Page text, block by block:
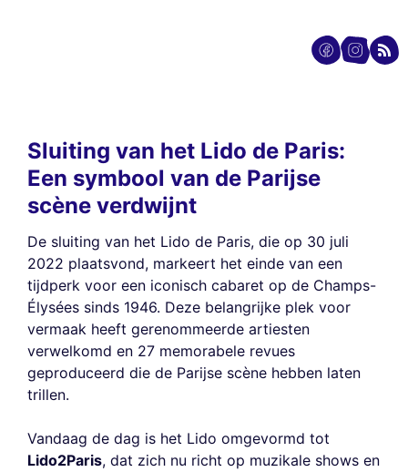
Sluiting van het Lido de Paris:
Een symbool van de Parijse
scène verdwijnt
De sluiting van het Lido de Paris, die op 30 juli
2022 plaatsvond, markeert het einde van een
tijdperk voor een iconisch cabaret op de Champs-
Élysées sinds 1946. Deze belangrijke plek voor
vermaak heeft gerenommeerde artiesten
verwelkomd en 27 memorabele revues
geproduceerd die de Parijse scène hebben laten
trillen.
Vandaag de dag is het Lido omgevormd tot
Lido2Paris, dat zich nu richt op muzikale shows en